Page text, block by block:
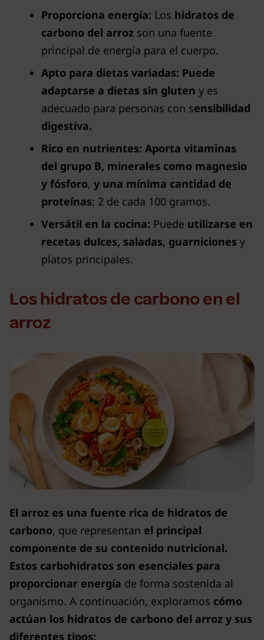
Proporciona energía: Los hidratos de
carbono del arroz son una fuente
principal de energía para el cuerpo.
Apto para dietas variadas: Puede
adaptarse a dietas sin gluten y es
adecuado para personas con sensibilidad
digestiva.
Rico en nutrientes: Aporta vitaminas
del grupo B, minerales como magnesio
y fósforo, y una mínima cantidad de
proteínas; 2 de cada 100 gramos.
Versátil en la cocina: Puede utilizarse en
recetas dulces, saladas, guarniciones y
platos principales.
Los hidratos de carbono en el
arroz
El arroz es una fuente rica de hidratos de
carbono, que representan el principal
componente de su contenido nutricional.
Estos carbohidratos son esenciales para
proporcionar energía de forma sostenida al
organismo. A continuación, exploramos cómo
actúan los hidratos de carbono del arroz y sus
diferentes tipos: